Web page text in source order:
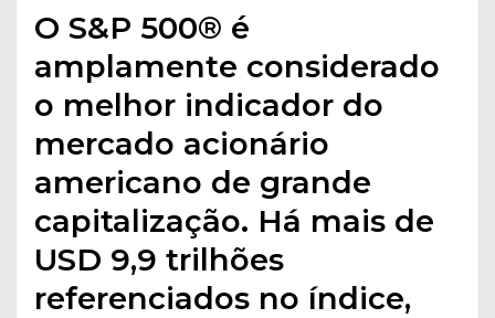
O S&P 500® é
amplamente considerado
o melhor indicador do
mercado acionário
americano de grande
capitalização. Há mais de
USD 9,9 trilhões
referenciados no índice,